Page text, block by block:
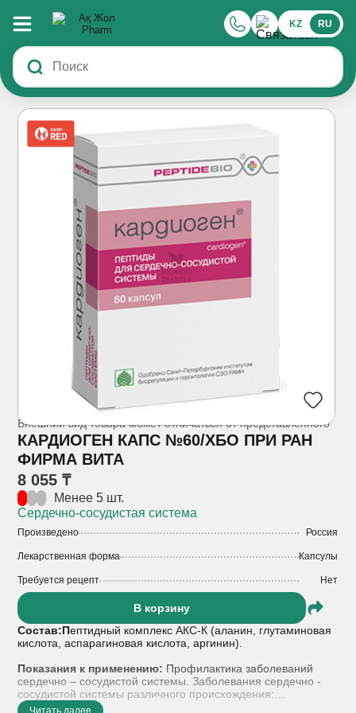
KZ RU
Внешний вид товара может отличаться от представленного
КАРДИОГЕН КАПС №60/ХБО ПРИ РАН
ФИРМА ВИТА
8 055 ₸
Менее 5 шт.
Сердечно-сосудистая система
Произведено Россия
Лекарственная форма Капсулы
Требуется рецепт Нет
В корзину
Состав:Пептидный комплекс АКС-К (аланин, глутаминовая
кислота, аспарагиновая кислота, аргинин).
Показания к применению: Профилактика заболеваний
сердечно – сосудистой системы. Заболевания сердечно -
сосудистой системы различного происхождения:
Ишемическая болезнь сердца (уменьшает проявления,
Читать далее